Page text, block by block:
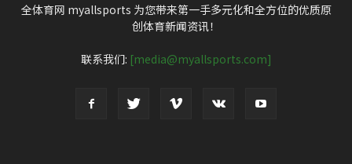
全体育网 myallsports 为您带来第一手多元化和全方位的优质原
创体育新闻资讯！
联系我们: [media@myallsports.com]